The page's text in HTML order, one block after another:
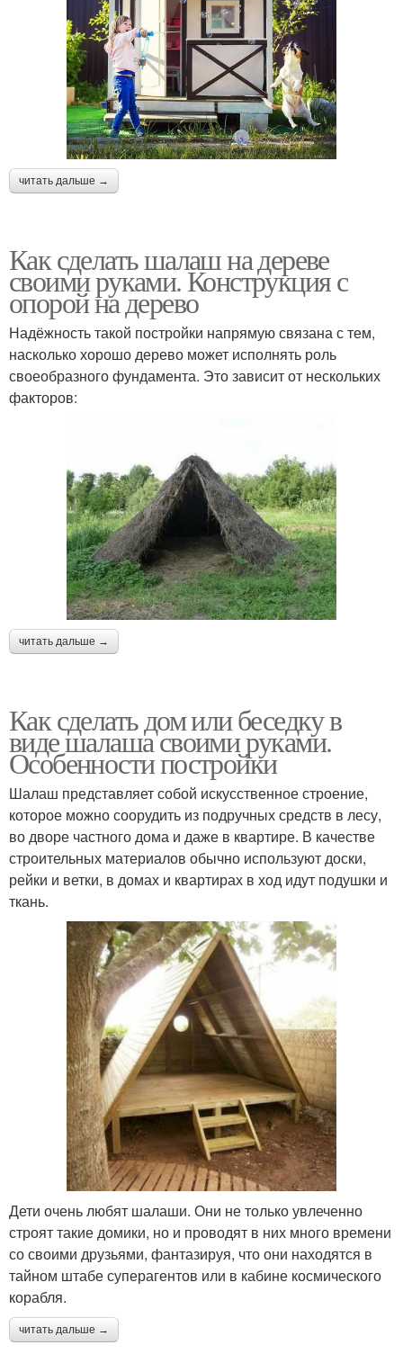
читать дальше →
Как сделать шалаш на дереве
своими руками. Конструкция с
опорой на дерево
Надёжность такой постройки напрямую связана с тем,
насколько хорошо дерево может исполнять роль
своеобразного фундамента. Это зависит от нескольких
факторов:
читать дальше →
Как сделать дом или беседку в
виде шалаша своими руками.
Особенности постройки
Шалаш представляет собой искусственное строение,
которое можно соорудить из подручных средств в лесу,
во дворе частного дома и даже в квартире. В качестве
строительных материалов обычно используют доски,
рейки и ветки, в домах и квартирах в ход идут подушки и
ткань.
Дети очень любят шалаши. Они не только увлеченно
строят такие домики, но и проводят в них много времени
со своими друзьями, фантазируя, что они находятся в
тайном штабе суперагентов или в кабине космического
корабля.
читать дальше →